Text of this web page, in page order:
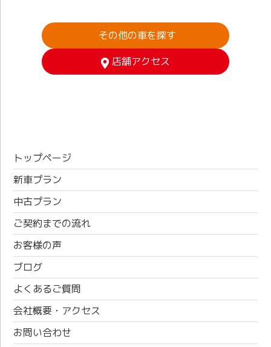
その他の車を探す
店舗アクセス
トップページ
新車プラン
中古プラン
ご契約までの流れ
お客様の声
ブログ
よくあるご質問
会社概要・アクセス
お問い合わせ